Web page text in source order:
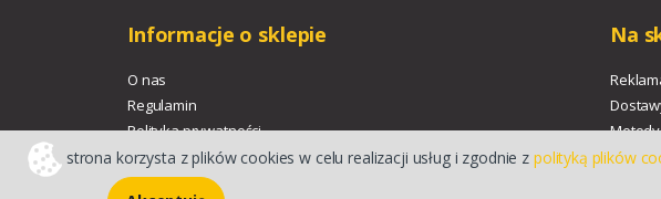
strona korzysta z plików cookies w celu realizacji usług i zgodnie z polityką plików
Informacje o sklepie
O nas
Regulamin
Polityka prywatności
Na
Metody
Pliki